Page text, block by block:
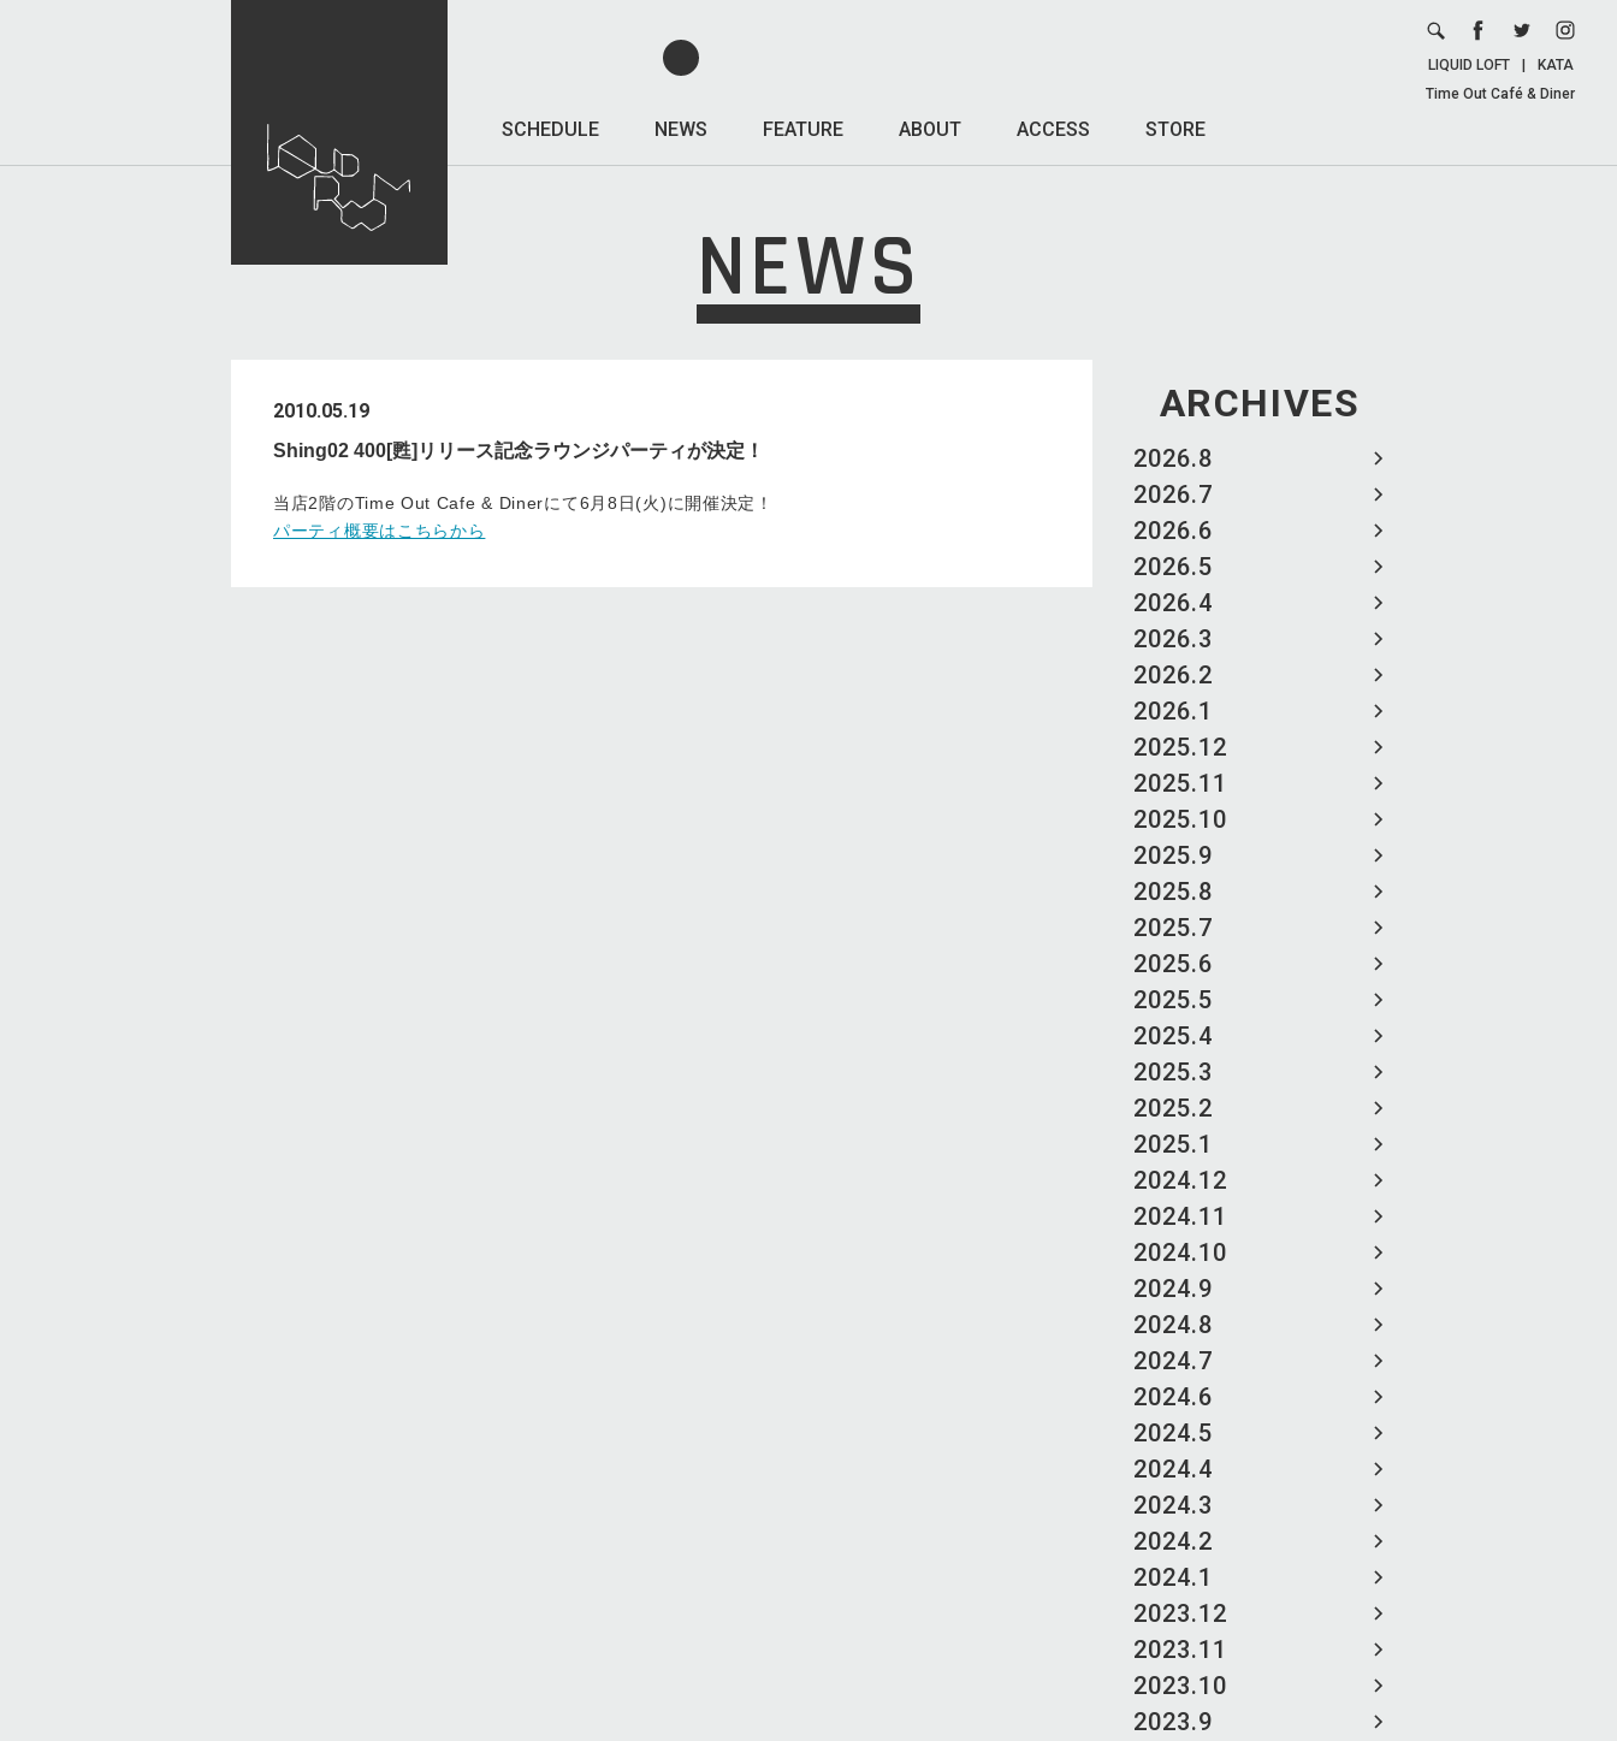
SCHEDULE NEWS FEATURE ABOUT ACCESS STORE
LIQUID LOFT
KATA
Time Out Café & Diner
NEWS
ARCHIVES
2026.8
2026.7
2026.6
2026.5
2026.4
2026.3
2026.2
2026.1
2025.12
2025.11
2025.10
2025.9
2025.8
2025.7
2025.6
2025.5
2025.4
2025.3
2025.2
2025.1
2024.12
2024.11
2024.10
2024.9
2024.8
2024.7
2024.6
2024.5
2024.4
2024.3
2024.2
2024.1
2023.12
2023.11
2023.10
2023.9
2010.05.19
Shing02 400[甦]リリース記念ラウンジパーティが決定！
当店2階のTime Out Cafe & Dinerにて6月8日(火)に開催決定！
パーティ概要はこちらから